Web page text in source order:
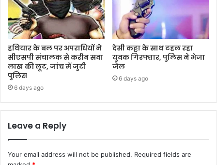
हथियार के बल पर अपराधियों ने
सीएसपी संचालक से करीब सवा
लाख की लूट, जांच में जुटी
पुलिस
6 days ago
देसी कट्टा के साथ टहल रहा
युवक गिरफ्तार, पुलिस ने भेजा
जेल
6 days ago
Leave a Reply
Your email address will not be published. Required fields are